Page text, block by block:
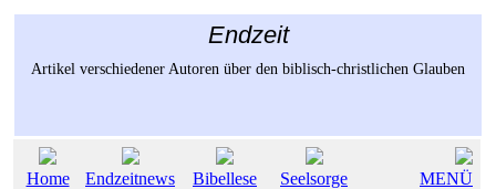
Endzeit
Artikel verschiedener Autoren über den biblisch-christlichen Glauben
Home Endzeitnews Bibellese Seelsorge MENÜ